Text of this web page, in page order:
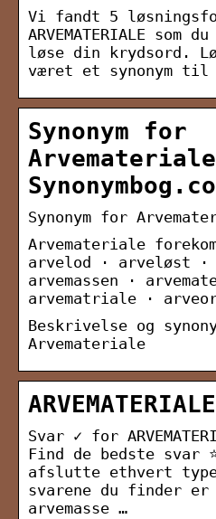
Vi fandt 5
ARVEMATERIALE
løse din krydsord.
været et synonym til
Synonym for
Synonym for
Arvemateriale
arvelod · arveløst ·
arvemassen ·
arvematriale ·
Beskrivelse og
Arvemateriale
Svar ✓ for
Find de bedste svar
afslutte ethvert
svarene du finder er
arvemasse …